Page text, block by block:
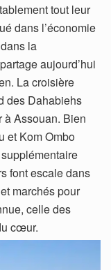
tout leur
dans l’économie
la
aujourd’hui
La croisière
des Dahabiehs
à Assouan. Bien
et Kom Ombo
font escale dans
marchés pour
celle des
cœur.